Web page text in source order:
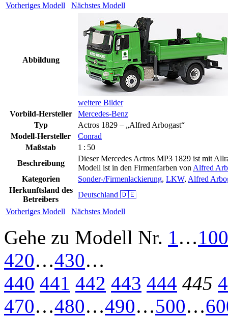
Vorheriges Modell Nächstes Modell
Abbildung
weitere Bilder
Vorbild-Hersteller
Mercedes-Benz
Typ
Actros 1829 – „Alfred Arbogast“
Modell-Hersteller
Conrad
Maßstab
1 : 50
Beschreibung
Dieser Mercedes Actros MP3 1829 ist mit
Modell ist in den Firmenfarben von Alfred
Kategorien
Sonder-/Firmenlackierung, LKW, Alfred
Herkunftsland des
Betreibers
Deutschland 🇩🇪
Vorheriges Modell
Nächstes Modell
Gehe zu Modell Nr. 1…100
420…430…
440 441 442 443 444 445
470…480…490…500…